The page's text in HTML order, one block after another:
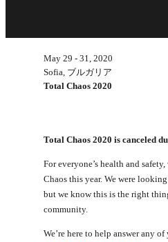
May 29 - 31, 2020
Sofia, ブルガリア
Total Chaos 2020
Total Chaos 2020 is canceled
For everyone’s health and
Chaos this year. We were
but we know this is the right
community.
We’re here to help answer any of